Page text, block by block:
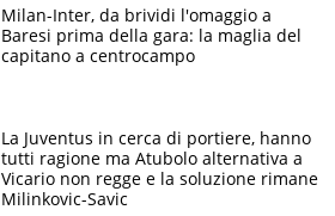
Milan-Inter, da brividi l'omaggio a
Baresi prima della gara: la maglia del
capitano a centrocampo
La Juventus in cerca di portiere, hanno
tutti ragione ma Atubolo alternativa a
Vicario non regge e la soluzione rimane
Milinkovic-Savic